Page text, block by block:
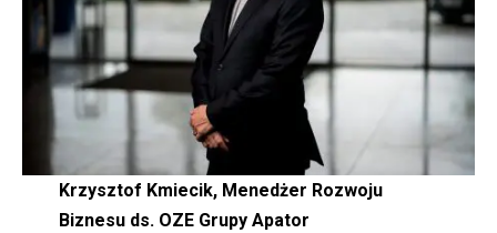
Krzysztof Kmiecik, Menedżer Rozwoju
Biznesu ds. OZE Grupy Apator